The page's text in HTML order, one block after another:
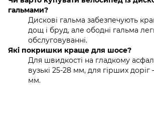
гальмами?
Дискові гальма забезпечують
дощ і бруд, але ободні гальма
обслуговуванні.
Які покришки краще для шосе?
Для швидкості на гладкому
вузькі 25-28 мм, для гірших
мм.